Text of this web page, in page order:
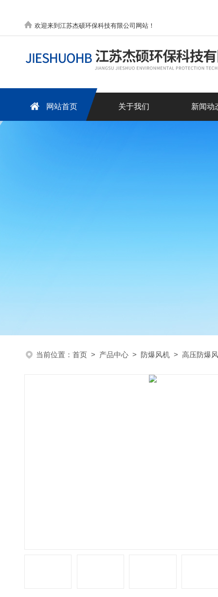
欢迎来到江苏杰硕环保科技有限公司网站！
网站首页 关于我们 新闻动
当前位置： 首页 > 产品中心 > 防爆风机 > 高压防爆